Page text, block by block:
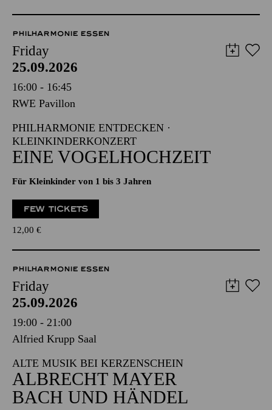
PHILHARMONIE ESSEN
Friday
25.09.2026
16:00 - 16:45
RWE Pavillon
PHILHARMONIE ENTDECKEN ·
KLEINKINDERKONZERT
EINE VOGELHOCHZEIT
Für Kleinkinder von 1 bis 3 Jahren
FEW TICKETS
12,00 €
PHILHARMONIE ESSEN
Friday
25.09.2026
19:00 - 21:00
Alfried Krupp Saal
ALTE MUSIK BEI KERZENSCHEIN
ALBRECHT MAYER
BACH UND HÄNDEL